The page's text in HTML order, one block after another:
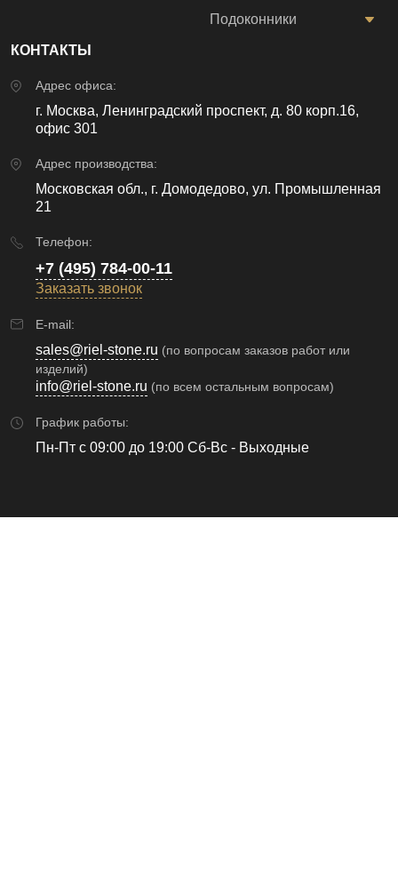
Подоконники
КОНТАКТЫ
Адрес офиса:
г. Москва, Ленинградский проспект, д. 80 корп.16,
офис 301
Адрес производства:
Московская обл., г. Домодедово, ул. Промышленная
21
Телефон:
+7 (495) 784-00-11
Заказать звонок
E-mail:
sales@riel-stone.ru (по вопросам заказов работ или
изделий)
info@riel-stone.ru (по всем остальным вопросам)
График работы:
Пн-Пт с 09:00 до 19:00 Сб-Вс - Выходные